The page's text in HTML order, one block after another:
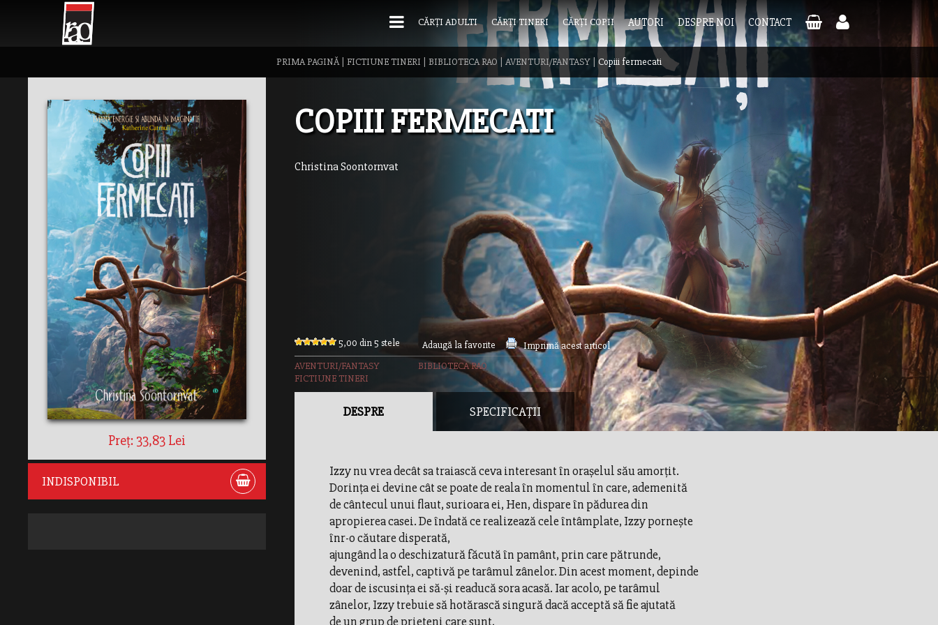
CĂRȚI ADULTI CĂRȚI TINERI CĂRȚI COPII AUTORI DESPRE NOI CONTACT
PRIMA PAGINĂ| FICTIUNE TINERI BIBLIOTECA RAO AVENTURI/FANTASY |Copiii fermecati
Preț: 33,83 Lei
INDISPONIBIL
COPIII FERMECATI
Christina Soontornvat
5,00 din 5 stele Adaugă la favorite
Imprimă acest articol
AVENTURI/FANTASY
BIBLIOTECA RAO
FICTIUNE TINERI
DESPRE SPECIFICAȚII
Izzy nu vrea decât sa traiască ceva interesant în orașelul său amorțit.
Dorința ei devine cât se poate de reala în momentul în care, ademenită
de cântecul unui flaut, surioara ei, Hen, dispare în pădurea din
apropierea casei. De îndată ce realizează cele întâmplate, Izzy pornește
înr-o căutare disperată,
ajungând la o deschizatură făcută în pamânt, prin care pătrunde,
devenind, astfel, captivă pe tarâmul zânelor. Din acest moment, depinde
doar de iscusința ei să-și readucă sora acasă. Iar acolo, pe tarâmul
zânelor, Izzy trebuie să hotărască singură dacă acceptă să fie ajutată
de un grup de prieteni care sunt,